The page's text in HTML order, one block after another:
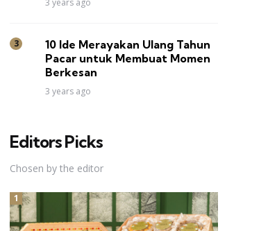
3 years ago
10 Ide Merayakan Ulang Tahun
Pacar untuk Membuat Momen
Berkesan
3 years ago
Editors Picks
Chosen by the editor